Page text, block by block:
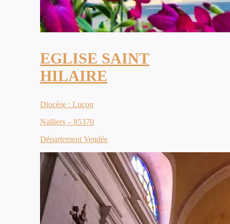
EGLISE SAINT
HILAIRE
Diocèse : Luçon
Nalliers – 85370
Département Vendée